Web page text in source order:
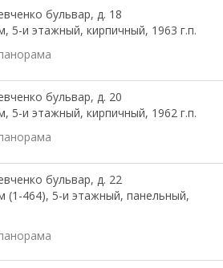
бульвар, д. 18
5-и этажный, кирпичный, 1963 г.п.
бульвар, д. 20
5-и этажный, кирпичный, 1962 г.п.
бульвар, д. 22
(1-464), 5-и этажный, панельный,